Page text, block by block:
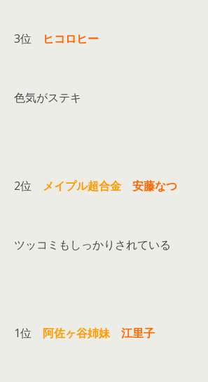
3位 ヒコロヒー
色気がステキ
2位 メイプル超合金 安藤なつ
ツッコミもしっかりされている
1位 阿佐ヶ谷姉妹 江里子